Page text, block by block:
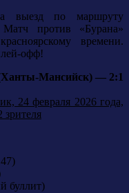
выезд по маршруту
против «Бурана»
времени.
офф!
Мансийск) — 2:1
24 февраля 2026 года,
буллит)